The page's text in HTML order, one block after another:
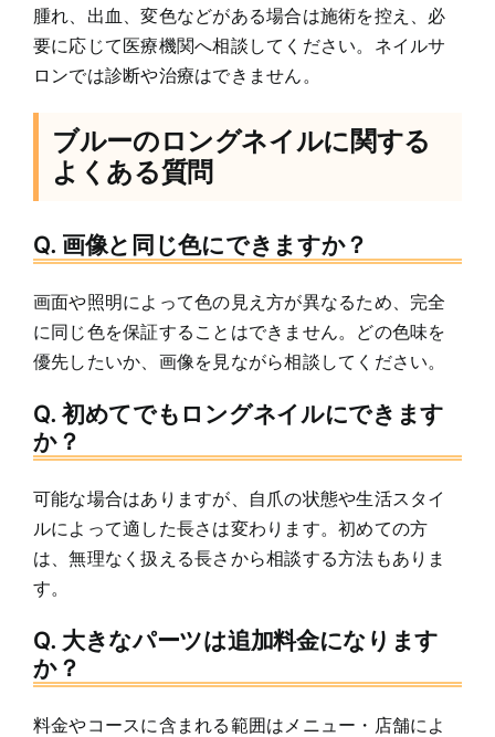
腫れ、出血、変色などがある場合は施術を控え、必
要に応じて医療機関へ相談してください。ネイルサ
ロンでは診断や治療はできません。
ブルーのロングネイルに関する
よくある質問
Q. 画像と同じ色にできますか？
画面や照明によって色の見え方が異なるため、完全
に同じ色を保証することはできません。どの色味を
優先したいか、画像を見ながら相談してください。
Q. 初めてでもロングネイルにできます
か？
可能な場合はありますが、自爪の状態や生活スタイ
ルによって適した長さは変わります。初めての方
は、無理なく扱える長さから相談する方法もありま
す。
Q. 大きなパーツは追加料金になります
か？
料金やコースに含まれる範囲はメニュー・店舗によ